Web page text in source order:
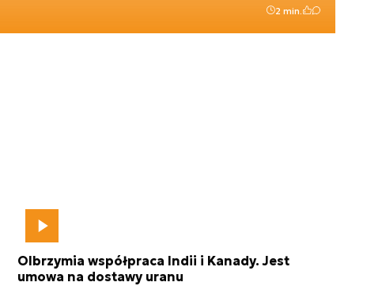
2 min.
Olbrzymia współpraca Indii i Kanady. Jest
umowa na dostawy uranu